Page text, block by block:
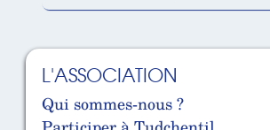
L'ASSOCIATION
Qui sommes-nous ?